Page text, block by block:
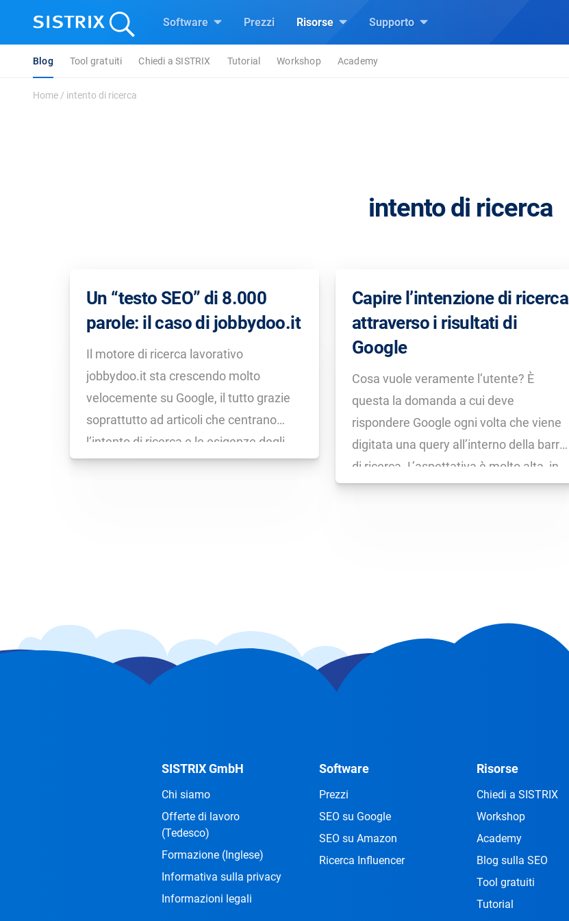
Software Prezzi Risorse Supporto
Blog Tool gratuiti Chiedi a SISTRIX Tutorial Workshop Academy
Home / intento di ricerca
intento di ricerca
Un “testo SEO” di 8.000
parole: il caso di jobbydoo.it
Il motore di ricerca lavorativo
jobbydoo.it sta crescendo molto
velocemente su Google, il tutto grazie
soprattutto ad articoli che centrano
l’intento di ricerca e le esigenze degli
utenti… persino se sono di 8.000 parole.
Capire l’intenzione di ricerca
attraverso i risultati di
Google
Cosa vuole veramente l’utente? È
questa la domanda a cui deve
rispondere Google ogni volta che viene
digitata una query all’interno della barra
di ricerca. L’aspettativa è molto alta, in
quanto ci si aspetta sempre il risultato
SISTRIX GmbH
Chi siamo
Offerte di lavoro
(Tedesco)
Formazione (Inglese)
Informativa sulla privacy
Informazioni legali
Software
Prezzi
SEO su Google
SEO su Amazon
Ricerca Influencer
Risorse
Chiedi a SISTRIX
Workshop
Academy
Blog sulla SEO
Tool gratuiti
Tutorial